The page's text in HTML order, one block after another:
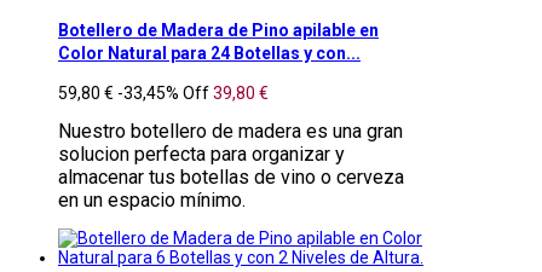
Botellero de Madera de Pino apilable en
Color Natural para 24 Botellas y con...
59,80 € -33,45% Off39,80 €
Nuestro botellero de madera es una gran
solucion perfecta para organizar y
almacenar tus botellas de vino o cerveza
en un espacio mínimo.